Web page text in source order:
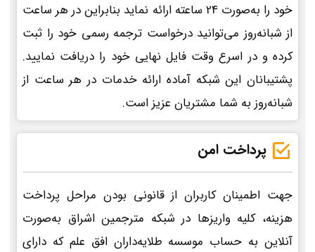
خود را به‌صورت 24 ساعته ارائه نماید بنابراین در هر ساعت
از شبانه‌روز می‌توانید درخواست ترجمه رسمی خود را ثبت
کرده و در اسرع وقت فایل نهایی خود را دریافت نمایید.
پشتیبانان این شبکه آماده ارائه خدمات در هر ساعت از
شبانه‌روز به شما مشتریان عزیز است.
پرداخت امن
جهت اطمینان کاربران از قانونی بودن مراحل پرداخت
هزینه، کلیه واریزها در شبکه مترجمین اشراق به‌صورت
آنلاین به حساب موسسه طلایه‌داران افق علم که دارای